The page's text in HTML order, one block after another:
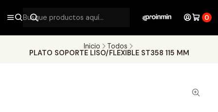
0
Inicio
Todos
PLATO SOPORTE LISO/FLEXIBLE ST358 115 MM